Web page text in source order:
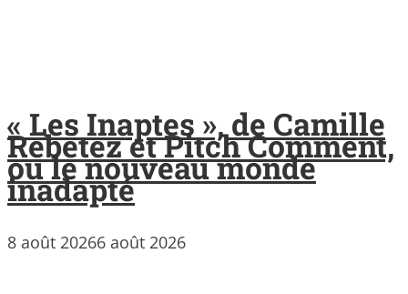
« Les Inaptes », de Camille
Rebetez et Pitch Comment,
ou le nouveau monde
inadapté
8 août 20266 août 2026